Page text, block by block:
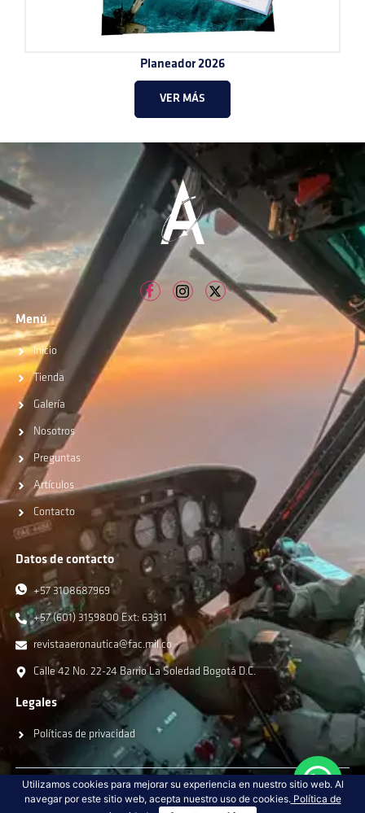
Planeador 2026
VER MÁS
Menú
Inicio
Tienda
Galería
Nosotros
Preguntas
Artículos
Contacto
Datos de contacto
+57 3108687969
+57 (601) 3159800 Ext: 63311
revistaaeronautica@fac.mil.co
Calle 42 No. 22-24 Barrio La Soledad Bogotá D.C.
Legales
Políticas de privacidad
Copyright © 2024 Todos los derechos reservados.
Utilizamos cookies para mejorar su experiencia en nuestro sitio web. Al
navegar por este sitio web, acepta nuestro uso de cookies.Política de